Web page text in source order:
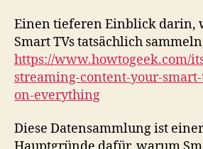
Einen tieferen Einblick darin,
Smart TVs tatsächlich
https://www.howtogeek.com/
streaming-content-your-
on-everything
Diese Datensammlung ist